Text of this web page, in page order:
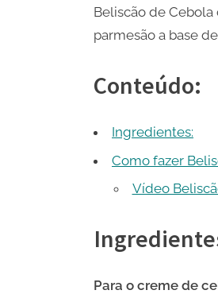
Beliscão de
parmesão a base
Conteúdo:
Ingredientes:
Como fazer
Vídeo
Para o creme de